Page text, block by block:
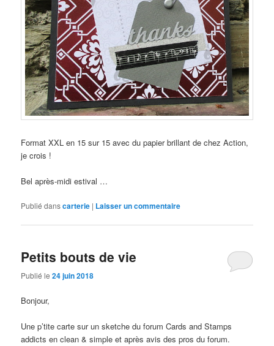
Format XXL en 15 sur 15 avec du papier brillant de chez Action,
je crois !
Bel après-midi estival …
Publié danscarterie | Laisser un commentaire
Petits bouts de vie
Publié le24 juin 2018
Bonjour,
Une p’tite carte sur un sketche du forum Cards and Stamps
addicts en clean & simple et après avis des pros du forum.